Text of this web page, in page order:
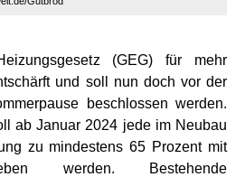
(GEG) für mehr
und soll nun doch vor der
beschlossen werden.
ab Januar 2024 jede im Neubau
zu mindestens 65 Prozent mit
werden. Bestehende